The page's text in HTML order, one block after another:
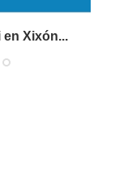
en Xixón...